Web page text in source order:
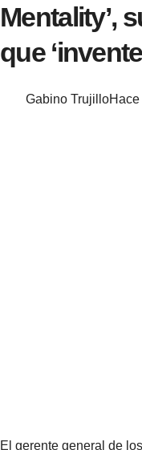
Mentality’,
que
Gabino Trujillo
El gerente general de